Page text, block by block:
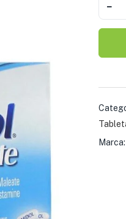
−
Marca: